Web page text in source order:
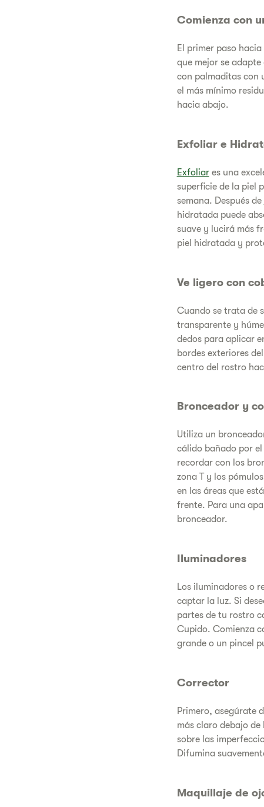
Comienza con
El primer paso
que mejor se
con palmaditas con
el más mínimo
hacia abajo.
Exfoliar e
Exfoliares una
superficie de la piel
semana. Después de
hidratada puede
suave y lucirá más
piel hidratada y
Ve ligero con
Cuando se trata de
transparente y
dedos para aplicar
bordes exteriores
centro del rostro
Bronceador y
Utiliza un
cálido bañado por
recordar con los
zona T y los
en las áreas que
frente. Para una
bronceador.
Iluminadores
Los iluminadores o
captar la luz. Si
partes de tu rostro
Cupido. Comienza
grande o un pincel
Corrector
Primero, asegúrate
más claro debajo
sobre las
Difumina
Maquillaje de